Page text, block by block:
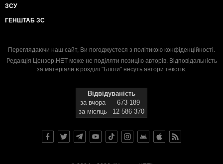
ЗСУ
ГЕНШТАБ ЗС
Переглядаючи наш сайт, Ви погоджуєтеся з політикою конфіденційності.
Редакція Цензор.НЕТ може не поділяти позицію авторів. Відповідальність
за матеріали в розділі "Блоги" несуть автори текстів.
Відвідуваність
за вчора
673 189
за місяць
12 586 370